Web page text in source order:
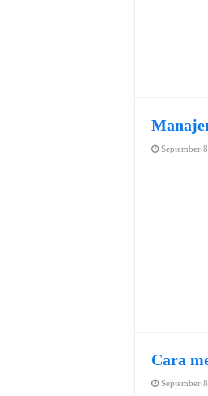
September
Cara
September